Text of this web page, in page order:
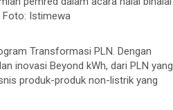
Foto: Istimewa
Transformasi PLN. Dengan
inovasi Beyond kWh, dari PLN yang
produk-produk non-listrik yang